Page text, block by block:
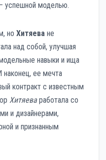
успешной моделью.
но Хитяева не
над собой, улучшая
навыки и ища
ее мечта
контракт с известным
Хитяеваработала со
и дизайнерами,
и признанным